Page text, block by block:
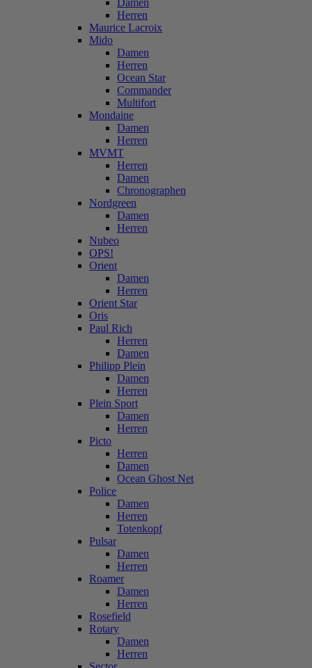
Damen
Herren
Maurice Lacroix
Mido
Damen
Herren
Ocean Star
Commander
Multifort
Mondaine
Damen
Herren
MVMT
Herren
Damen
Chronographen
Nordgreen
Damen
Herren
Nubeo
OPS!
Orient
Damen
Herren
Orient Star
Oris
Paul Rich
Herren
Damen
Philipp Plein
Damen
Herren
Plein Sport
Damen
Herren
Picto
Herren
Damen
Ocean Ghost Net
Police
Damen
Herren
Totenkopf
Pulsar
Damen
Herren
Roamer
Damen
Herren
Rosefield
Rotary
Damen
Herren